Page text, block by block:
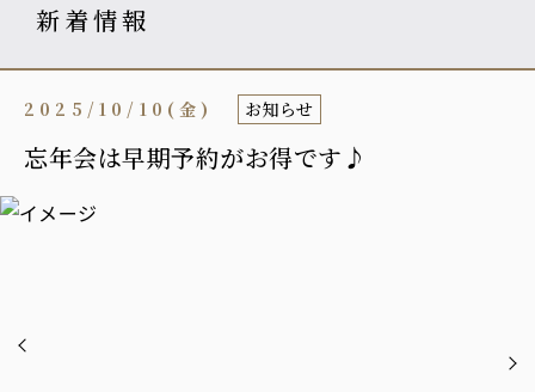
新着情報
忘年会は早期予約がお得です♪
2025/10/10(金) お知らせ